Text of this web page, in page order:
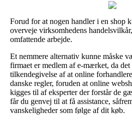
Forud for at nogen handler i en shop
overveje virksomhedens
omfattende arbejde.
Et nemmere alternativ kunne måske
firmaet er medlem af e-mærket, da
tilkendegivelse af at online
danske regler, foruden at online
kigges til af eksperter der forstår de
får du genvej til at få assistance,
vanskeligheder som følge af dit køb.